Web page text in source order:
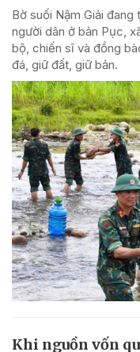
Bờ suối Nậm Giải
người dân ở bản Pục,
bộ, chiến sĩ và đồng
đá, giữ đất, giữ bản.
Khi nguồn vốn